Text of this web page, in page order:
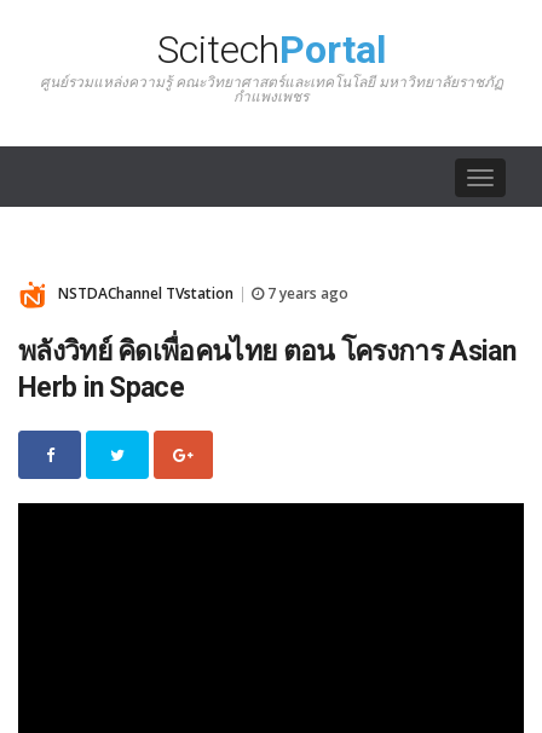
ScitechPortal
ศูนย์รวมแหล่งความรู้ คณะวิทยาศาสตร์และเทคโนโลยี มหาวิทยาลัยราชภัฏ
กำแพงเพชร
Toggle
NSTDAChannel TVstation 7 years ago
พลังวิทย์ คิดเพื่อคนไทย ตอน โครงการ Asian
Herb in Space